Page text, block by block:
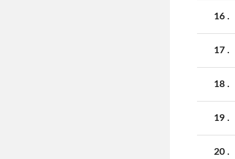
16
17
18
19
20